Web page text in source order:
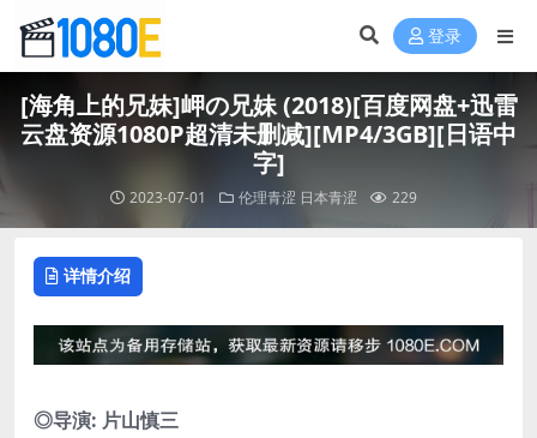
登录
[海角上的兄妹]岬の兄妹 (2018)[百度网盘+迅雷
云盘资源1080P超清未删减][MP4/3GB][日语中
字]
2023-07-01 伦理青涩 日本青涩 229
详情介绍
◎导演: 片山慎三